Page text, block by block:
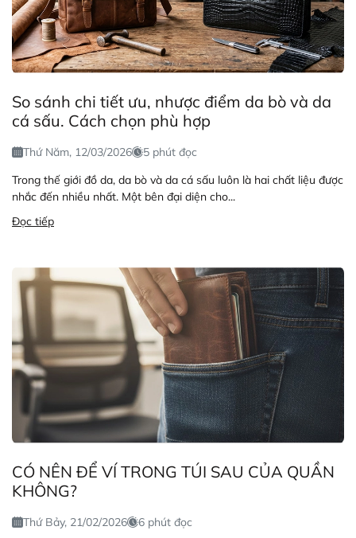
So sánh chi tiết ưu, nhược điểm da bò và da
cá sấu. Cách chọn phù hợp
Thứ Năm, 12/03/2026
5 phút đọc
Trong thế giới đồ da, da bò và da cá sấu luôn là hai chất liệu được
nhắc đến nhiều nhất. Một bên đại diện cho...
Đọc tiếp
CÓ NÊN ĐỂ VÍ TRONG TÚI SAU CỦA QUẦN
KHÔNG?
Thứ Bảy, 21/02/2026
6 phút đọc